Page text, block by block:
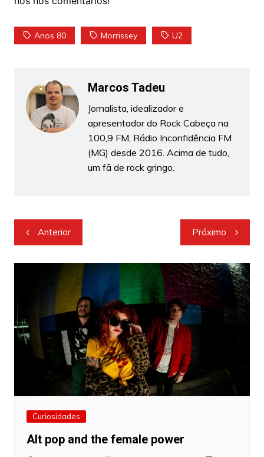
Anos 80 Morrissey U2
Marcos Tadeu
Jornalista, idealizador e
apresentador do Rock Cabeça na
100,9 FM, Rádio Inconfidência FM
(MG) desde 2016. Acima de tudo,
um fã de rock gringo.
Navegação
de
Post
Anterior Próximo
Curiosidades
Alt pop and the female power